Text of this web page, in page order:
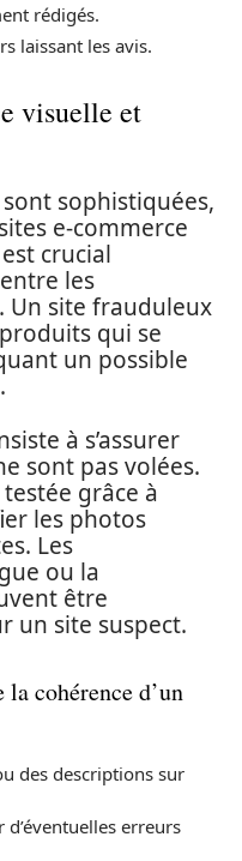
rédigés.
laissant les avis.
visuelle et
sophistiquées,
e-commerce
crucial
les
Un site frauduleux
qui se
un possible
à s’assurer
sont pas volées.
grâce à
les photos
Les
ou la
être
un site suspect.
cohérence d’un
des descriptions sur
erreurs